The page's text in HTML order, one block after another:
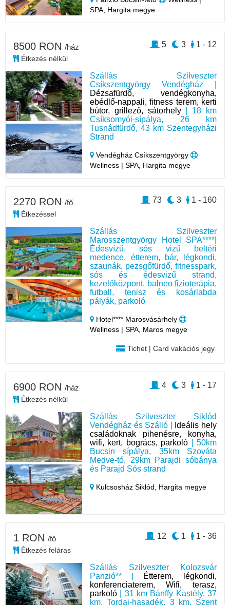
SPA, Hargita megye
Szállás Szilveszter
Csíkszentgyörgy Vendégház |
Dézsafürdő, vendégkonyha,
ebédlő-nappali, fitness terem, kerti
bútor, grillező, sátorhely| 18 km
Csíksomyói-sípálya, 26 km
Tusnádfürdő, 43 km Szentegyházi
Strand
Vendégház Csíkszentgyörgy
Wellness | SPA, Hargita megye
8500 RON /ház
Étkezés nélkül
1 - 12
3
5
Szállás Szilveszter
Marosszentgyörgy Hotel SPA****|
Édesvízű, sós vizű beltéri
medence, étterem, bár, légkondi,
szaunák, pezsgőfürdő, fitnesspark,
sós és édesvizű strand,
kezelőközpont, balneo fizioterápia,
futball, tenisz és kosárlabda
pályák, parkoló
Hotel**** Marosvásárhely
Wellness | SPA, Maros megye
Tichet | Card vakációs jegy
2270 RON /fő
Étkezéssel
1 - 160
3
73
Szállás Szilveszter Siklód
Vendégház és Szálló |
Ideális hely
családoknak pihenésre, konyha,
wifi, kert, bogrács, parkoló | 50km
Bucsin sípálya, 35km Szováta
Medve-tó, 29km Parajdi sóbánya
és Parajd Sós strand
Kulcsosház Siklód, Hargita megye
6900 RON /ház
Étkezés nélkül
1 - 17
3
4
Szállás Szilveszter Kolozsvár
Panzió** |
Étterem, légkondi,
konferenciaterem, Wifi, terasz,
parkoló | 31 km Bánffy Kastély, 37
km, Tordai-hasadék, 3 km, Szent
1 RON /fő
Étkezés feláras
1 - 36
1
12